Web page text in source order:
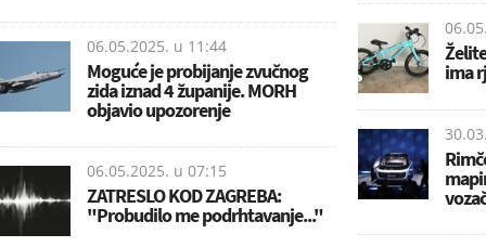
06.05.2025. u 11:44
Moguće je probijanje zvučnog
zida iznad 4 županije. MORH
objavio upozorenje
06.05.2025. u 07:15
ZATRESLO KOD ZAGREBA:
"Probudilo me podrhtavanje..."
ima